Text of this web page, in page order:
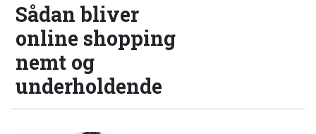
Sådan bliver
online shopping
nemt og
underholdende